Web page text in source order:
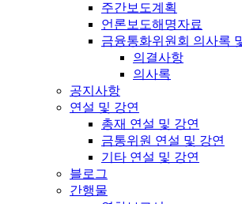
주간보도계획
언론보도해명자료
금융통화위원회 의사록
의결사항
의사록
공지사항
연설 및 강연
총재 연설 및 강연
금통위원 연설 및 강연
기타 연설 및 강연
블로그
간행물